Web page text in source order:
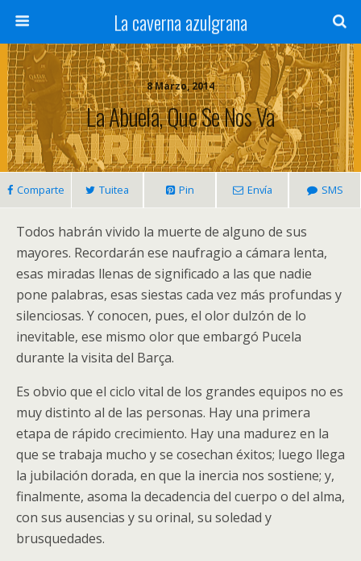
La caverna azulgrana
8 Marzo, 2014
La Abuela, Que Se Nos Va
Comparte Tuitea Pin Envía SMS
Todos habrán vivido la muerte de alguno de sus
mayores. Recordarán ese naufragio a cámara lenta,
esas miradas llenas de significado a las que nadie
pone palabras, esas siestas cada vez más profundas y
silenciosas. Y conocen, pues, el olor dulzón de lo
inevitable, ese mismo olor que embargó Pucela
durante la visita del Barça.
Es obvio que el ciclo vital de los grandes equipos no es
muy distinto al de las personas. Hay una primera
etapa de rápido crecimiento. Hay una madurez en la
que se trabaja mucho y se cosechan éxitos; luego llega
la jubilación dorada, en que la inercia nos sostiene; y,
finalmente, asoma la decadencia del cuerpo o del alma,
con sus ausencias y su orinal, su soledad y
brusquedades.